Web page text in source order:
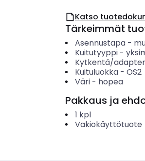
Katso
Tärkeimmät
Asennustapa-
Kuitutyyppi-
Kytkentä/
Kuituluokka- OS2
Väri- hopea
Pakkaus ja
1 kpl
Vakiokäyttötuote